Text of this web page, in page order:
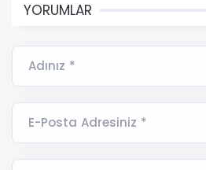
YORUMLAR
Adınız *
E-Posta Adresiniz *